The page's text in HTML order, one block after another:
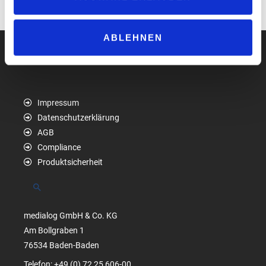
ABLEHNEN
Impressum
Datenschutzerklärung
AGB
Compliance
Produktsicherheit
Suchen
medialog GmbH & Co. KG
Am Bollgraben 1
76534 Baden-Baden
Telefon: +49 (0) 72 25 606-00